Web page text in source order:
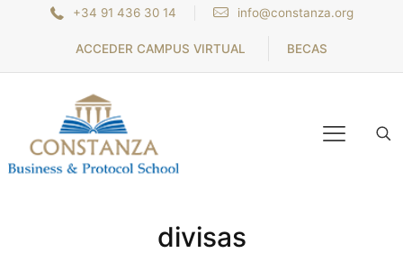
+34 91 436 30 14 info@constanza.org
ACCEDER CAMPUS VIRTUAL BECAS
divisas